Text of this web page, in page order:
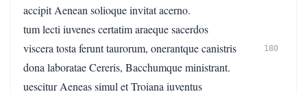
accipit Aenean solioque invitat acerno.
tum lecti iuvenes certatim araeque sacerdos
viscera tosta ferunt taurorum, onerantque canistris
180
dona laboratae Cereris, Bacchumque ministrant.
uescitur Aeneas simul et Troiana iuventus